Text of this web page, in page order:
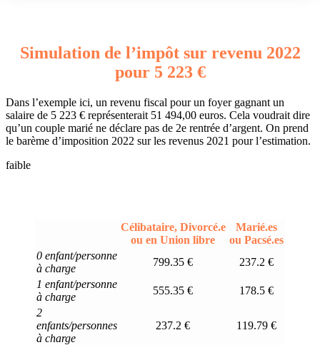
Simulation de l’impôt sur revenu 2022
pour 5 223 €
Dans l’exemple ici, un revenu fiscal pour un foyer gagnant un
salaire de 5 223 € représenterait 51 494,00 euros. Cela voudrait dire
qu’un couple marié ne déclare pas de 2e rentrée d’argent. On prend
le barème d’imposition 2022 sur les revenus 2021 pour l’estimation.
faible
Célibataire, Divorcé.e
ou en Union libre
Marié.es
ou Pacsé.es
0 enfant/personne
à charge
799.35 €
237.2 €
1 enfant/personne
à charge
555.35 €
178.5 €
2
enfants/personnes
à charge
237.2 € 119.79 €